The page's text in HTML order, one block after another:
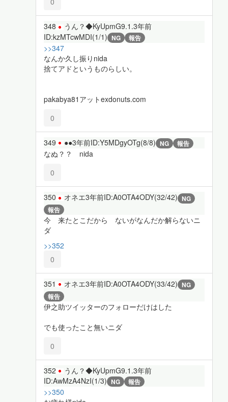
348 うん？◆KyUpmG9.1.3年前
ID:kzMTcwMDI(1/1) NG 報告
>>347
なんか久し振りnida
捨てアドというものらしい。
pakabya81アットexdonuts.com
0
349 ●●3年前ID:Y5MDgyOTg(8/8) NG 報告
なぬ？？ nida
0
350 オネエ3年前ID:A0OTA4ODY(32/42) NG
報告
今 来たとこだから ないがなんだか解らないニ
ダ
>>352
0
351 オネエ3年前ID:A0OTA4ODY(33/42) NG
報告
伊之助ツイッターのフォローだけはした
でも使ったこと無いニダ
0
352 うん？◆KyUpmG9.1.3年前
ID:AwMzA4NzI(1/3) NG 報告
>>350